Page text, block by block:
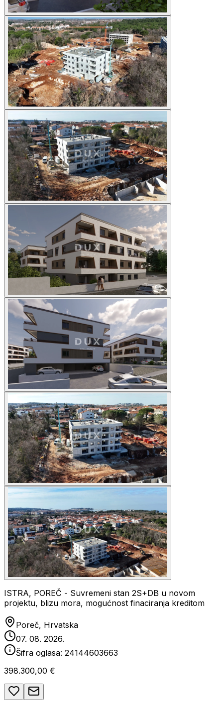
ISTRA, POREČ - Suvremeni stan 2S+DB u novom
projektu, blizu mora, mogućnost finaciranja kreditom
Poreč, Hrvatska
07. 08. 2026.
Šifra oglasa: 24144603663
398.300,00 €